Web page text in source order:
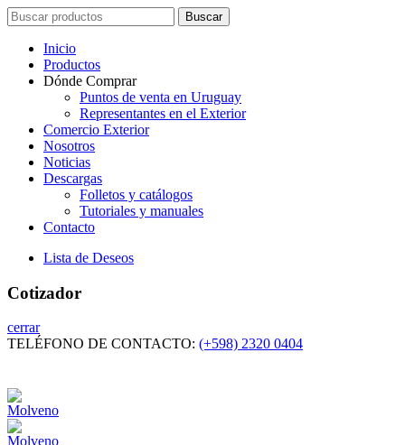
Search
for:
Buscar
Inicio
Productos
Dónde Comprar
Puntos de venta en Uruguay
Representantes en el Exterior
Comercio Exterior
Nosotros
Noticias
Descargas
Folletos y catálogos
Tutoriales y manuales
Contacto
Lista de Deseos
Cotizador
cerrar
TELÉFONO DE CONTACTO: (+598) 2320 0404